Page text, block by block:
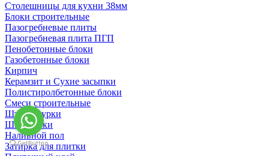
Столешницы для кухни 38мм
Блоки строительные
Пазогребневые плиты
Пазогребневая плита ПГП
Пенобетонные блоки
Газобетонные блоки
Кирпич
Керамзит и Сухие засыпки
Полистиролбетонные блоки
Смеси строительные
Штукартурки
Шпаклевки
Наливной пол
Затирка для плитки